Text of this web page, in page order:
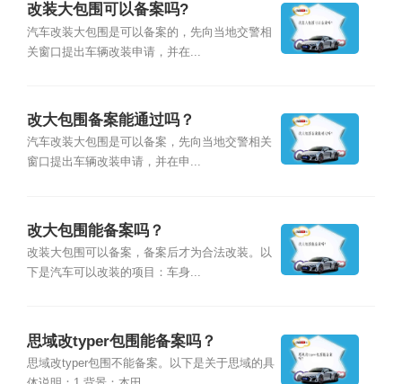
改装大包围可以备案吗?
汽车改装大包围是可以备案的，先向当地交警相
关窗口提出车辆改装申请，并在...
改大包围备案能通过吗？
汽车改装大包围是可以备案，先向当地交警相关
窗口提出车辆改装申请，并在申...
改大包围能备案吗？
改装大包围可以备案，备案后才为合法改装。以
下是汽车可以改装的项目：车身...
思域改typer包围能备案吗？
思域改typer包围不能备案。以下是关于思域的具